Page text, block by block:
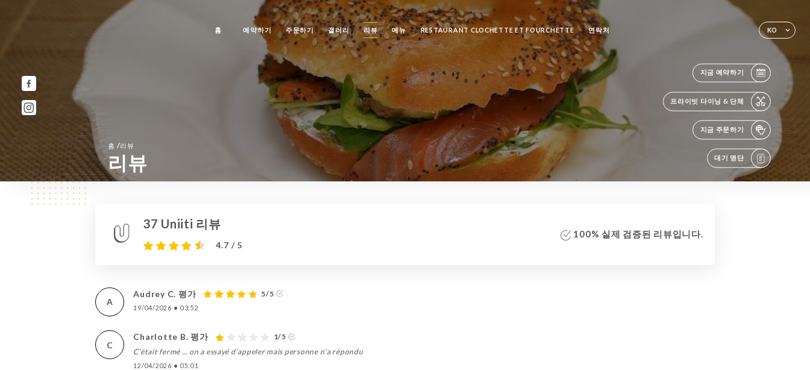
KO
홈 예약하기 주문하기 갤러리 리뷰 메뉴 RESTAURANT CLOCHETTE ET FOURCHETTE 연락처
지금 예약하기
프라이빗 다이닝 & 단체
지금 주문하기
대기 명단
홈 /리뷰
리뷰
37 Uniiti 리뷰
4.7 / 5
100% 실제 검증된 리뷰입니다.
A
Audrey C. 평가 5/5
19/04/2026 • 03:52
C
Charlotte B. 평가
1/5
C’était fermé … on a essayé d’appeler mais personne n’a répondu
12/04/2026 • 05:01